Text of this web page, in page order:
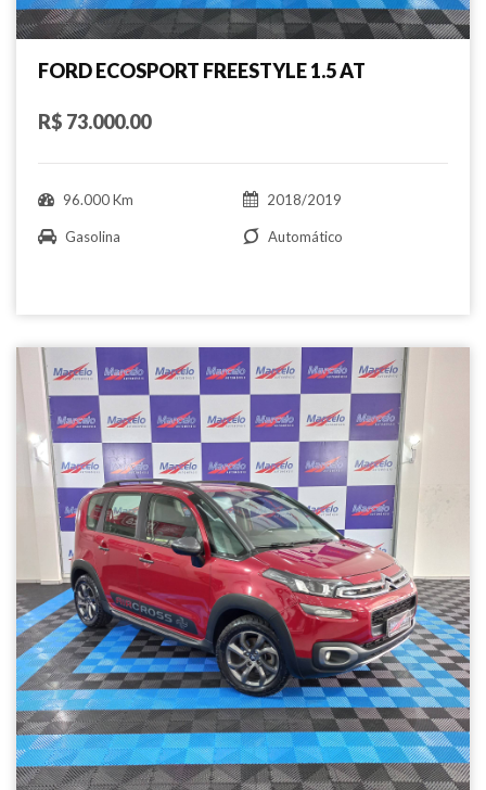
FORD ECOSPORT FREESTYLE 1.5 AT
R$ 73.000.00
96.000 Km 2018/2019
Gasolina Automático